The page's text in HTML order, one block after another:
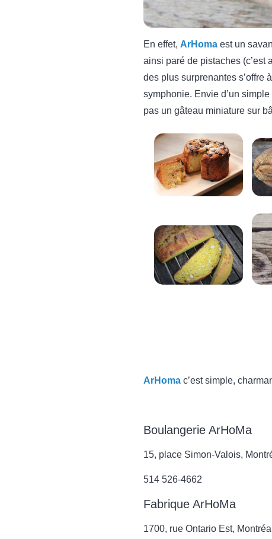
En effet, ArHoma est un
ainsi paré de pistaches
des plus surprenantes s’offre
symphonie. Envie d’un simple
pas un gâteau miniature sur
ArHoma c’est simple,
Boulangerie ArHoMa
15, place Simon-Valois,
514 526-4662
Fabrique ArHoMa
1700, rue Ontario Est, Montréal